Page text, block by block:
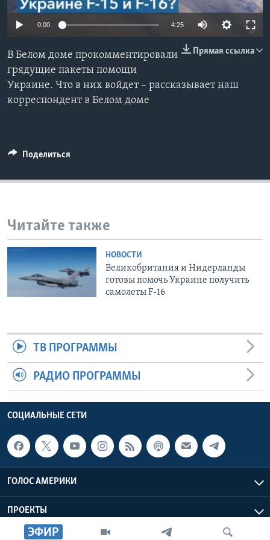
Learning English
СОЦИАЛЬНЫЕ СЕТИ
ЭФИР
0:00 4:25
Прямая ссылка
В Белом доме прокомментировали
грядущие пакеты помощи
Украине. Что в них войдет – рассказывает наш
корреспондент в Белом доме
Поделиться
Читайте также
НОВОСТИ
Великобритания и Нидерланды
готовы помочь Украине получить
самолеты F-16
ТВ ПРОГРАММЫ
РАДИО ПРОГРАММЫ
СОЦИАЛЬНЫЕ СЕТИ
ГОЛОС АМЕРИКИ
ПРОЕКТЫ